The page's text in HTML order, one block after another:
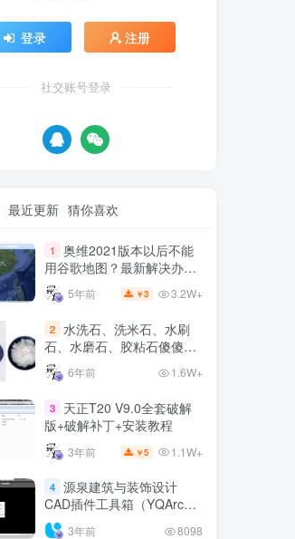
登录 注册
社交账号登录
最近更新 猜你喜欢
1
奥维2021版本以后不能
用谷歌地图？最新解决办法
苹果安卓电脑
5年前 ￥3 3.2W+
2
水洗石、洗米石、水刷
石、水磨石、胶粘石傻傻分
不清楚
6年前 1.6W+
3
天正T20 V9.0全套破解
版+破解补丁+安装教程
3年前 ￥5 1.1W+
4 源泉建筑与装饰设计
CAD插件工具箱（YQArch
6.7.4）
3年前 8098